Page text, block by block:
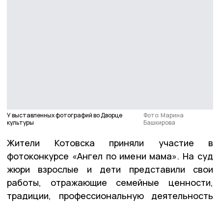
У выставленных фотографий во Дворце
культуры
Фото: Марина
Башкирова
Жители Котовска приняли участие в
фотоконкурсе «Ангел по имени мама». На суд
жюри взрослые и дети представили свои
работы, отражающие семейные ценности,
традиции, профессиональную деятельность